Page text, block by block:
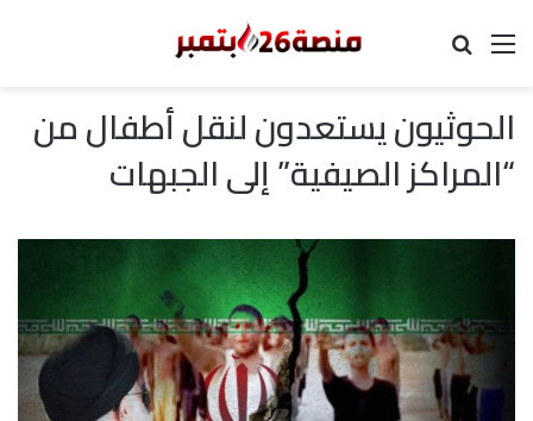
القائمة
الحوثيون يستعدون لنقل أطفال من
“المراكز الصيفية” إلى الجبهات